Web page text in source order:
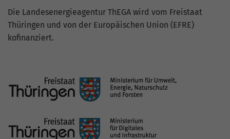
Die Landesenergieagentur ThEGA wird vom Freistaat
Thüringen und von der Europäischen Union (EFRE)
kofinanziert.